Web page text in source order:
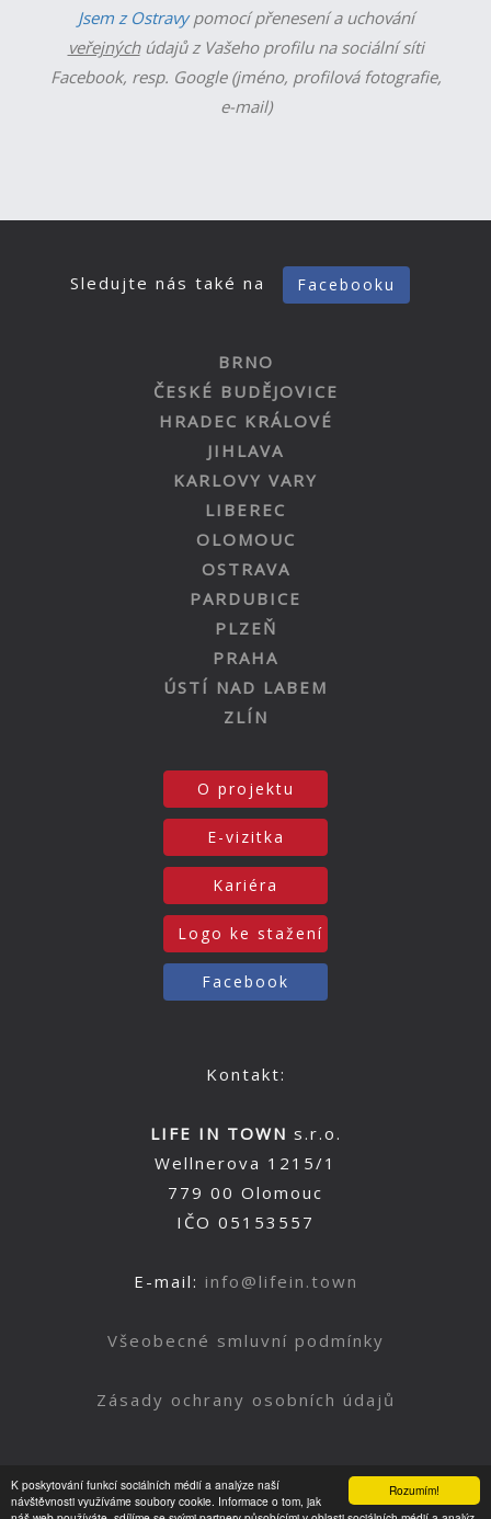
Rozumím!
K poskytování funkcí sociálních médií a analýze naší
návštěvnosti využíváme soubory cookie. Informace o tom, jak
Jsem z Ostravypomocí přenesení a uchování
veřejnýchúdajů z Vašeho profilu na sociální síti
Facebook, resp. Google (jméno, profilová fotografie,
e-mail)
Sledujte nás také na Facebooku
BRNO
ČESKÉ BUDĚJOVICE
HRADEC KRÁLOVÉ
JIHLAVA
KARLOVY VARY
LIBEREC
OLOMOUC
OSTRAVA
PARDUBICE
PLZEŇ
PRAHA
ÚSTÍ NAD LABEM
ZLÍN
O projektu
E-vizitka
Kariéra
Logo ke stažení
Facebook
Kontakt:
LIFE IN TOWN s.r.o.
Wellnerova 1215/1
779 00 Olomouc
IČO 05153557
E-mail: info@lifein.town
Všeobecné smluvní podmínky
Zásady ochrany osobních údajů
Nahoru